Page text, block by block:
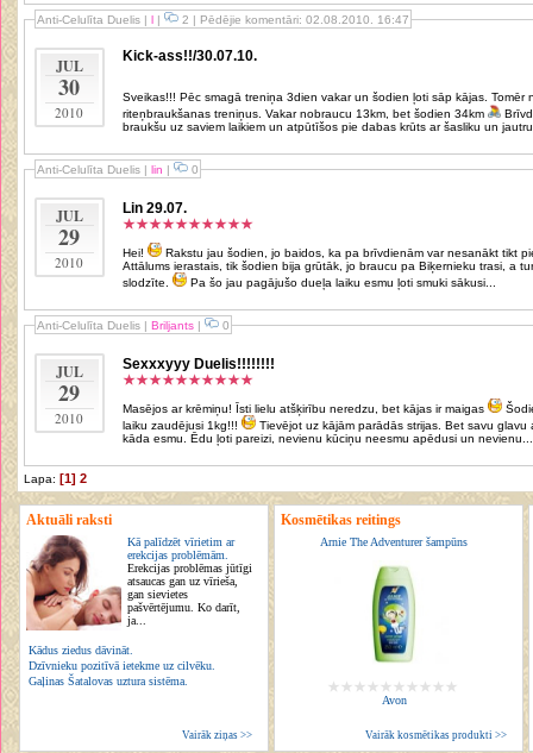
Anti-Celulīta Duelis| 2 | Pēdējie komentāri: 02.08.2010. 16:47
JUL
30
2010
Kick-ass!!/30.07.10.
Sveikas!!! Pēc smagā treniņa 3dien vakar un šodien ļoti sāp kājas. Tomēr nolēmu sevi nežēlot un turpināju
riteņbraukšanas treniņus. Vakar nobraucu 13km, bet šodien 34km
Brīvdienās spota aktivitātes neplānoju,
braukšu uz saviem laikiem un atpūtīšos pie dabas krūts ar šasliku un
Anti-Celulīta Duelis| lin 0
JUL
29
2010
Lin 29.07.
Hei!
Attālums ierastais, tik šodien bija grūtāk, jo braucu pa Biķernieku trasi, a
slodzīte.
Pa šo jau pagājušo dueļa laiku esmu ļoti smuki sākusi...
Anti-Celulīta Duelis| Briljants| 0
JUL
29
2010
Sexxxyyy Duelis!!!!!!!!
Masējos ar krēmiņu! Īsti lielu atšķirību neredzu, bet kājas ir maigas
Šodien taisīšu medus masāžu. Esmu pa šo
laiku zaudējusi 1kg!!!
Tievējot uz kājām parādās strijas. Bet savu glavu ar to neapgrūtinu - mācos sevi mīlēt tādu,
kāda esmu. Ēdu ļoti pareizi, nevienu kūciņu neesmu apēdusi un nevienu...
Lapa: [1] 2
Aktuāli raksti
Kā palīdzēt vīrietim ar
erekcijas problēmām.
Erekcijas problēmas jūtīgi
atsaucas gan uz vīrieša,
gan sievietes
pašvērtējumu. Ko darīt,
ja...
Kādus ziedus dāvināt.
Dzīvnieku pozitīvā ietekme uz cilvēku.
Gaļinas Šatalovas uztura sistēma.
Vairāk ziņas >>
Kosmētikas reitings
Arnie The Adventurer šampūns
Avon
Vairāk kosmētikas produkti >>